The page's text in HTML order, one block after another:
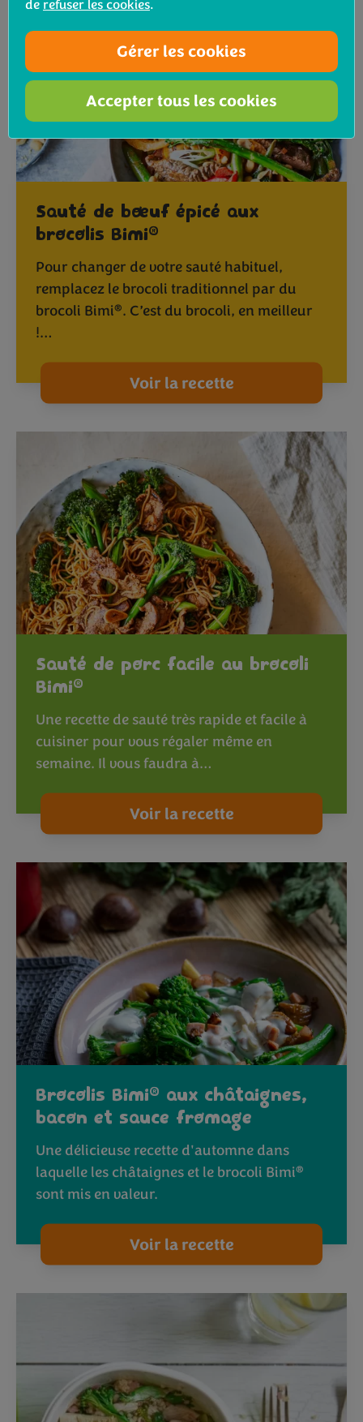
Sauté de bœuf épicé aux
brocolis Bimi®
Pour changer de votre sauté habituel,
remplacez le brocoli traditionnel par du
brocoli Bimi®. C’est du brocoli, en meilleur
!…
Voir la recette
Sauté de porc facile au brocoli
Bimi®
Une recette de sauté très rapide et facile à
cuisiner pour vous régaler même en
semaine. Il vous faudra à…
Voir la recette
Brocolis Bimi® aux châtaignes,
bacon et sauce fromage
Une délicieuse recette d'automne dans
laquelle les châtaignes et le brocoli Bimi®
sont mis en valeur.
Voir la recette
de refuser les cookies.
Gérer les cookies
Accepter tous les cookies